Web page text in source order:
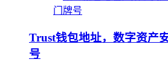
Trust钱包地址，数字资产
号